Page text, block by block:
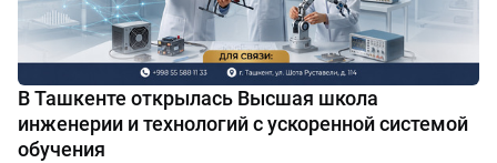
В Ташкенте открылась Высшая школа
инженерии и технологий с ускоренной системой
обучения